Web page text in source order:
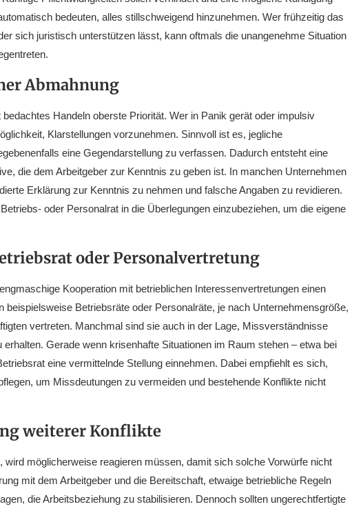
bedeuten, alles stillschweigend hinzunehmen. Wer frühzeitig das
sich juristisch unterstützen lässt, kann oftmals die unangenehme Situation
Abmahnung
Handeln oberste Priorität. Wer in Panik gerät oder impulsiv
Klarstellungen vorzunehmen. Sinnvoll ist es, jegliche
eine Gegendarstellung zu verfassen. Dadurch entsteht eine
die dem Arbeitgeber zur Kenntnis zu geben ist. In manchen Unternehmen
Erklärung zur Kenntnis zu nehmen und falsche Angaben zu revidieren.
oder Personalrat in die Überlegungen einzubeziehen, um die eigene
oder Personalvertretung
Kooperation mit betrieblichen Interessenvertretungen einen
beispielsweise Betriebsräte oder Personalräte, je nach Unternehmensgröße,
vertreten. Manchmal sind sie auch in der Lage, Missverständnisse
Gerade wenn krisenhafte Situationen im Raum stehen – etwa bei
eine vermittelnde Stellung einnehmen. Dabei empfiehlt es sich,
um Missdeutungen zu vermeiden und bestehende Konflikte nicht
weiterer Konflikte
wird möglicherweise reagieren müssen, damit sich solche Vorwürfe nicht
mit dem Arbeitgeber und die Bereitschaft, etwaige betriebliche Regeln
die Arbeitsbeziehung zu stabilisieren. Dennoch sollten ungerechtfertigte